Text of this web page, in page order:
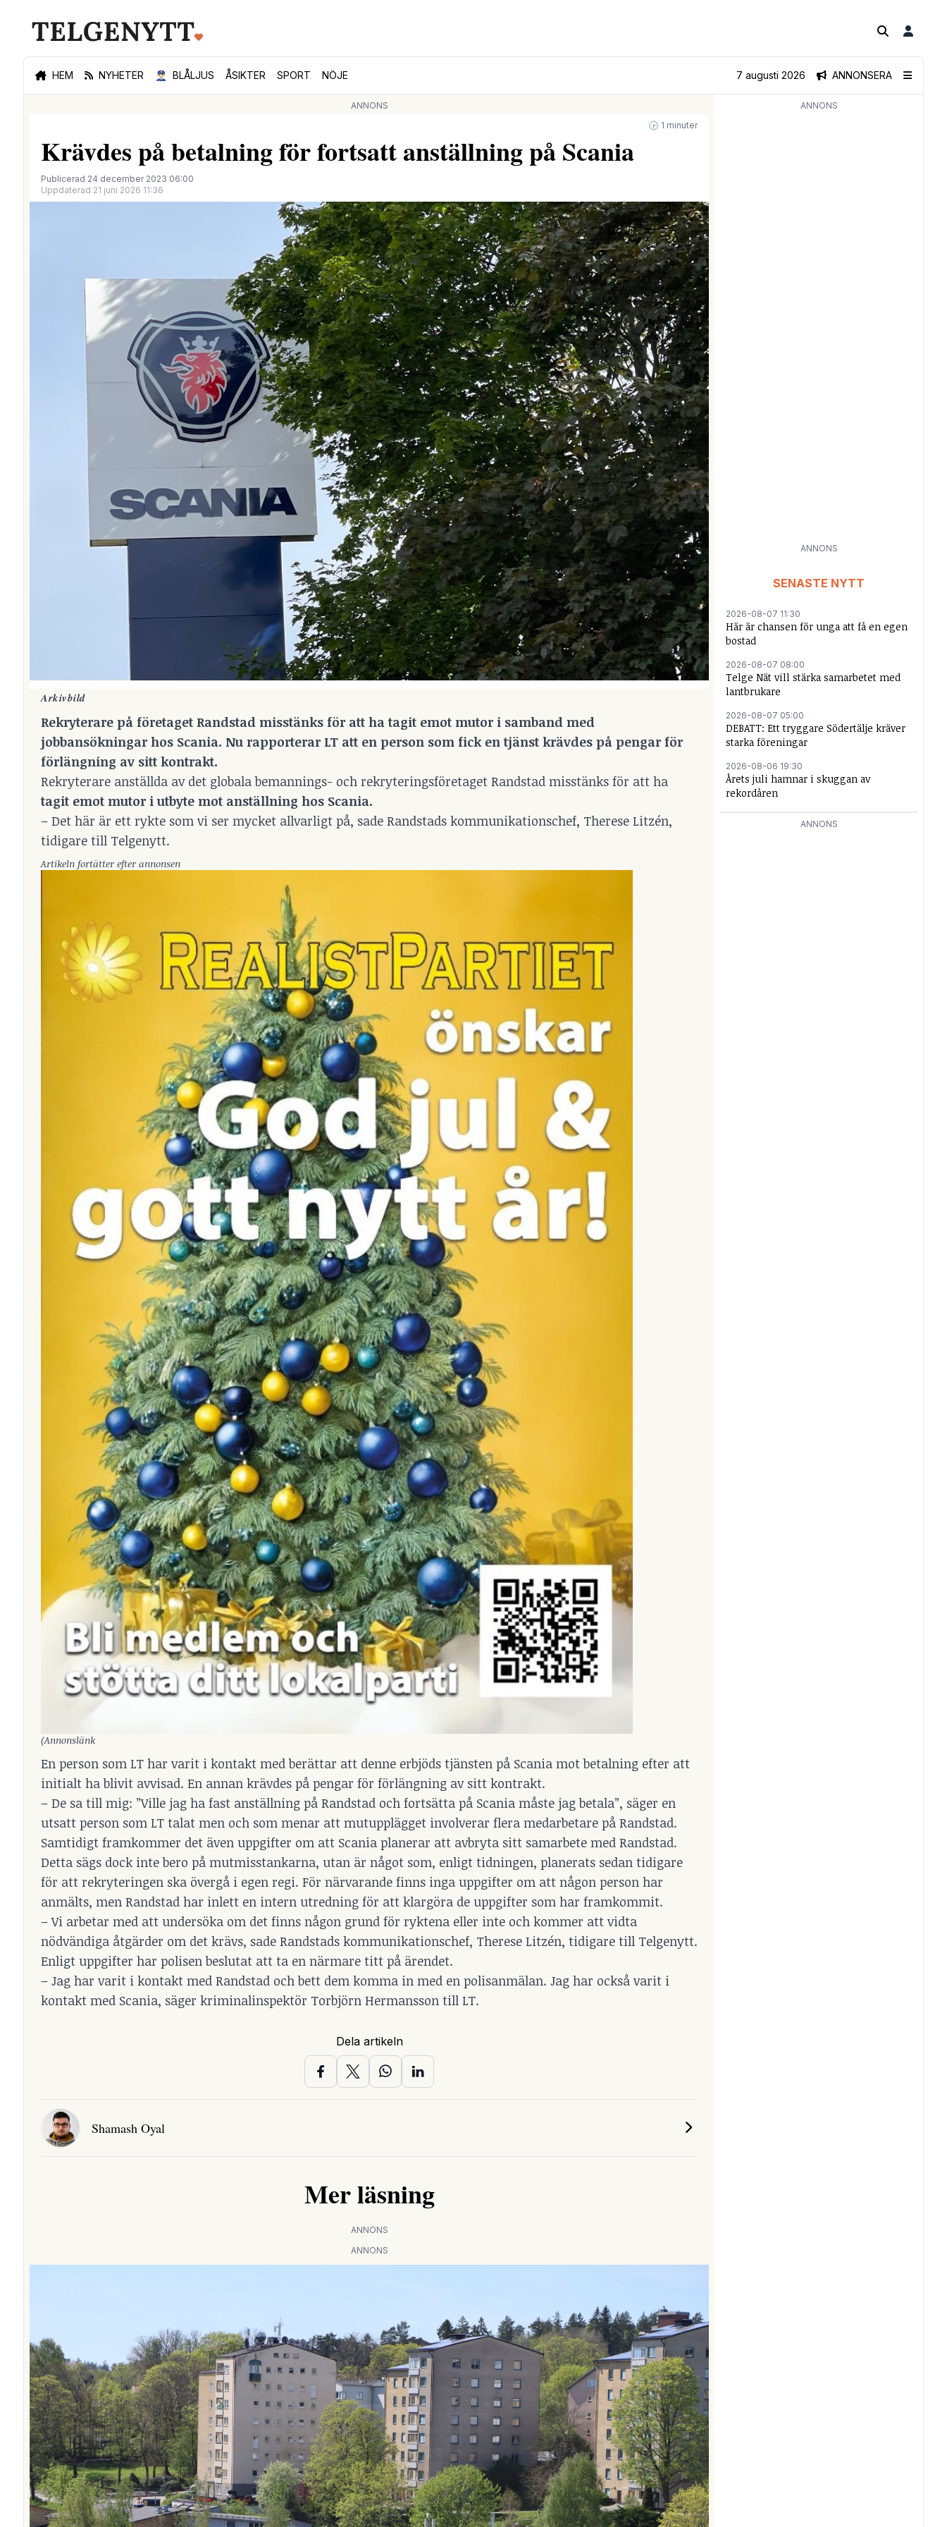
HEM NYHETER 👮🏻‍♂️ BLÅLJUS ÅSIKTER SPORT NÖJE ANNONSERA
7 augusti 2026
ANNONS
🕝 1 minuter
Krävdes på betalning för fortsatt anställning på Scania
Publicerad 24 december 2023 06:00
Uppdaterad 21 juni 2026 11:36
Arkivbild
Rekryterare på företaget Randstad misstänks för att ha tagit emot mutor i samband med
jobbansökningar hos Scania. Nu rapporterar LT att en person som fick en tjänst krävdes på pengar för
förlängning av sitt kontrakt.
Rekryterare anställda av det globala bemannings- och rekryteringsföretaget Randstad misstänks för att ha
tagit emot mutor i utbyte mot anställning hos Scania.
– Det här är ett rykte som vi ser mycket allvarligt på, sade Randstads kommunikationschef, Therese Litzén,
tidigare till Telgenytt.
Artikeln fortätter efter annonsen
(Annonslänk
En person som LT har varit i kontakt med berättar att denne erbjöds tjänsten på Scania mot betalning efter att
initialt ha blivit avvisad. En annan krävdes på pengar för förlängning av sitt kontrakt.
– De sa till mig: ”Ville jag ha fast anställning på Randstad och fortsätta på Scania måste jag betala”, säger en
utsatt person som LT talat men och som menar att mutupplägget involverar flera medarbetare på Randstad.
Samtidigt framkommer det även uppgifter om att Scania planerar att avbryta sitt samarbete med Randstad.
Detta sägs dock inte bero på mutmisstankarna, utan är något som, enligt tidningen, planerats sedan tidigare
för att rekryteringen ska övergå i egen regi. För närvarande finns inga uppgifter om att någon person har
anmälts, men Randstad har inlett en intern utredning för att klargöra de uppgifter som har framkommit.
– Vi arbetar med att undersöka om det finns någon grund för ryktena eller inte och kommer att vidta
nödvändiga åtgärder om det krävs, sade Randstads kommunikationschef, Therese Litzén, tidigare till Telgenytt.
Enligt uppgifter har polisen beslutat att ta en närmare titt på ärendet.
– Jag har varit i kontakt med Randstad och bett dem komma in med en polisanmälan. Jag har också varit i
kontakt med Scania, säger kriminalinspektör Torbjörn Hermansson till LT.
Dela artikeln
Shamash Oyal
Mer läsning
ANNONS
ANNONS
ANNONS
ANNONS
SENASTE NYTT
2026-08-07 11:30
Här är chansen för unga att få en egen
bostad
2026-08-07 08:00
Telge Nät vill stärka samarbetet med
lantbrukare
2026-08-07 05:00
DEBATT: Ett tryggare Södertälje kräver
starka föreningar
2026-08-06 19:30
Årets juli hamnar i skuggan av
rekordåren
ANNONS